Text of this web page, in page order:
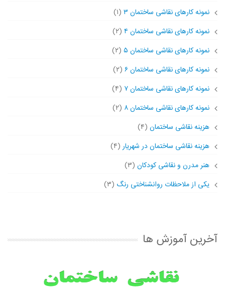
نمونه کارهای نقاشی ساختمان ۳
(۱)
نمونه کارهای نقاشی ساختمان ۴
(۲)
نمونه کارهای نقاشی ساختمان ۵
(۲)
نمونه کارهای نقاشی ساختمان ۶
(۲)
نمونه کارهای نقاشی ساختمان ۷
(۴)
نمونه کارهای نقاشی ساختمان ۸
(۲)
هزینه نقاشی ساختمان (۴)
هزینه نقاشی ساختمان در شهریار(۴)
هنر مدرن و نقاشی کودکان (۳)
یکی از ملاحظات روانشناختی رنگ (۳)
آخرین آموزش ها